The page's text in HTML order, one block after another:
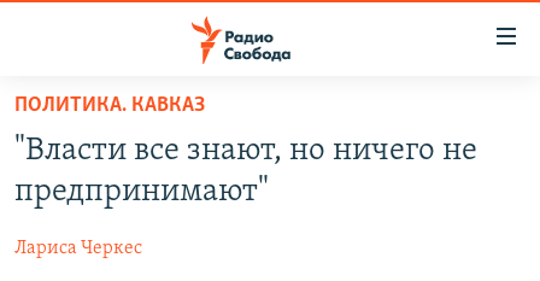
упрощенного
доступа
основному
ПРОГРАММЫ
АВТОРСКИЕ ПРОЕКТЫ
ЦИТАТЫ СВОБОДЫ
ПОЛИТИКА. КАВКАЗ
"Власти все знают, но ничего не
предпринимают"
Лариса Черкес